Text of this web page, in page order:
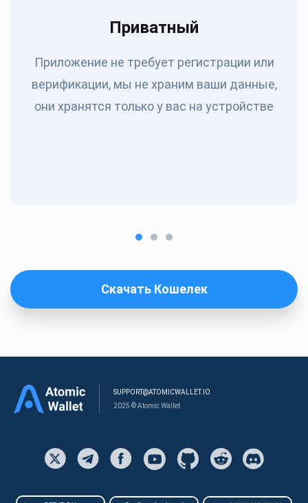
Приватный
Приложение не требует регистрации или
верификации, мы не храним ваши данные,
они хранятся только у вас на устройстве
Скачать Кошелек
SUPPORT@ATOMICWALLET.IO
2025 © Atomic Wallet